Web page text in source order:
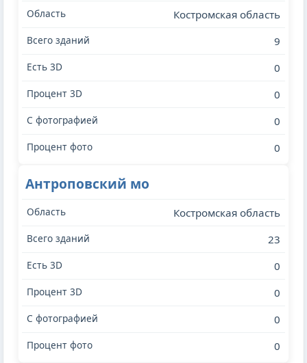
Костромская область
9
0
0
0
0
Антроповский мо
Костромская область
23
0
0
0
0